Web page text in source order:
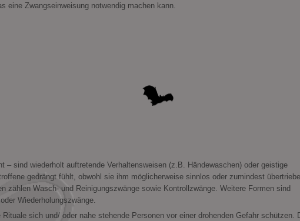
eine Zwangseinweisung notwendig machen kann.
– sind wiederholt auftretende Verhaltensweisen (z.B. Händewaschen) oder geistige
gedrängt fühlt, obwohl sie ihm möglicherweise sinnlos oder zumindest
zählen Wasch- und Reinigungszwänge sowie Kontrollzwänge. Weitere Formen sind
Wiederholungszwänge.
sich und/ oder nahe stehende Personen vor einer drohenden Gefahr schützen.